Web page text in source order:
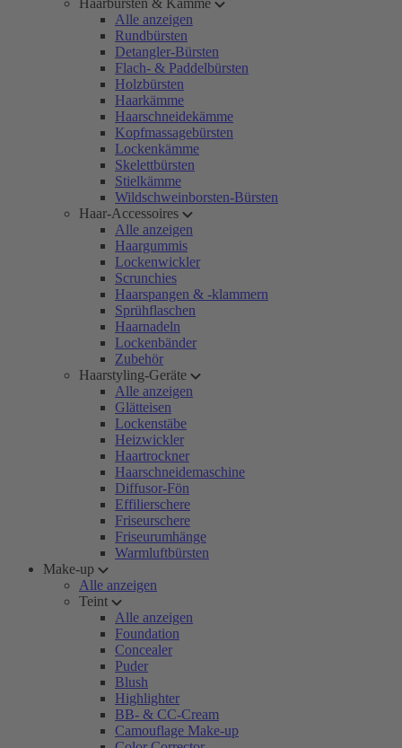
Haarbürsten & Kämme
Alle anzeigen
Rundbürsten
Detangler-Bürsten
Flach- & Paddelbürsten
Holzbürsten
Haarkämme
Haarschneidekämme
Kopfmassagebürsten
Lockenkämme
Skelettbürsten
Stielkämme
Wildschweinborsten-Bürsten
Haar-Accessoires
Alle anzeigen
Haargummis
Lockenwickler
Scrunchies
Haarspangen & -klammern
Sprühflaschen
Haarnadeln
Lockenbänder
Zubehör
Haarstyling-Geräte
Alle anzeigen
Glätteisen
Lockenstäbe
Heizwickler
Haartrockner
Haarschneidemaschine
Diffusor-Fön
Effilierschere
Friseurschere
Friseurumhänge
Warmluftbürsten
Make-up
Alle anzeigen
Teint
Alle anzeigen
Foundation
Concealer
Puder
Blush
Highlighter
BB- & CC-Cream
Camouflage Make-up